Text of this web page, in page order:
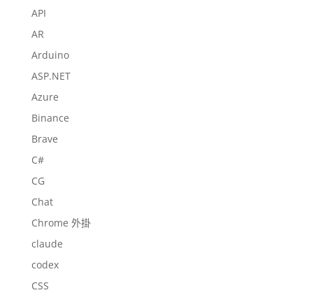
API
AR
Arduino
ASP.NET
Azure
Binance
Brave
C#
CG
Chat
Chrome 外掛
claude
codex
CSS